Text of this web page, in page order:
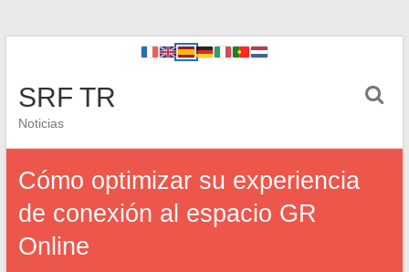
SRF TR
Noticias
Cómo optimizar su experiencia
de conexión al espacio GR
Online